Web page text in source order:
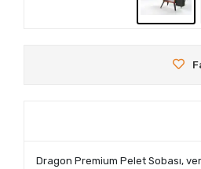
Dragon Premium Pelet Sobası,